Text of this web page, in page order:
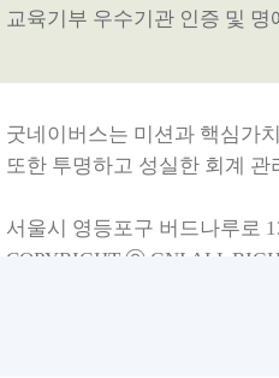
교육기부 우수기관 인증 및
굿네이버스는 미션과 핵심가
또한 투명하고 성실한 회계
서울시 영등포구 버드나루로
COPYRIGHT ⓒ GNI ALL